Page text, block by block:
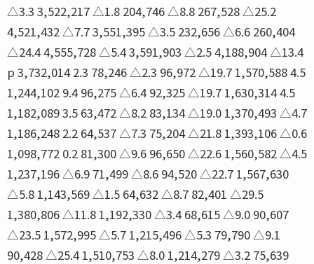
△3.3 3,522,217 △1.8 204,746 △8.8 267,528 △25.2
4,521,432 △7.7 3,551,395 △3.5 232,656 △6.6 260,404
△24.4 4,555,728 △5.4 3,591,903 △2.5 4,188,904 △13.4
p 3,732,014 2.3 78,246 △2.3 96,972 △19.7 1,570,588 4.5
1,244,102 9.4 96,275 △6.4 92,325 △19.7 1,630,314 4.5
1,182,089 3.5 63,472 △8.2 83,134 △19.0 1,370,493 △4.7
1,186,248 2.2 64,537 △7.3 75,204 △21.8 1,393,106 △0.6
1,098,772 0.2 81,300 △9.6 96,650 △22.6 1,560,582 △4.5
1,237,196 △6.9 71,499 △8.6 94,520 △22.7 1,567,630
△5.8 1,143,569 △1.5 64,632 △8.7 82,401 △29.5
1,380,806 △11.8 1,192,330 △3.4 68,615 △9.0 90,607
△23.5 1,572,995 △5.7 1,215,496 △5.3 79,790 △9.1
90,428 △25.4 1,510,753 △8.0 1,214,279 △3.2 75,639